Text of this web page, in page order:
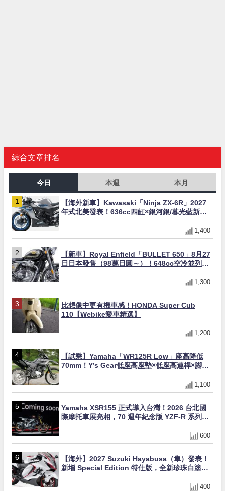
綜合文章排名
今日 本週 本月
【海外新車】Kawasaki「Ninja ZX-6R」2027
年式北美發表！636cc四缸×銀河銀/暮光藍新色
1,400
【新車】Royal Enfield「BULLET 650」8月27
日日本發售（98萬日圓～）！648cc空冷並列雙
1,300
比想像中更有機車感！HONDA Super Cub
110【Webike愛車精選】
1,200
【試乘】Yamaha「WR125R Low」座高降低
70mm！Y’s Gear低座高座墊×低座高連桿×腳踏
1,100
Yamaha XSR155 正式導入台灣！2026 台北國
際摩托車展亮相，70 週年紀念版 YZF-R 系列限
600
【海外】2027 Suzuki Hayabusa（隼）發表！
新增 Special Edition 特仕版，全新珍珠白塗裝
400